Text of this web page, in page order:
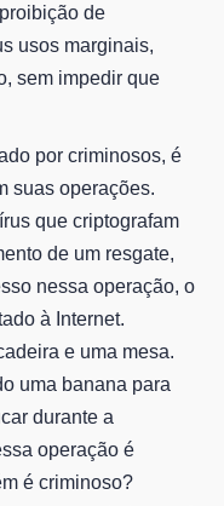
de
usos marginais,
sem impedir que
por criminosos, é
suas operações.
que criptografam
de um resgate,
nessa operação, o
à Internet.
e uma mesa.
uma banana para
durante a
operação é
é criminoso?